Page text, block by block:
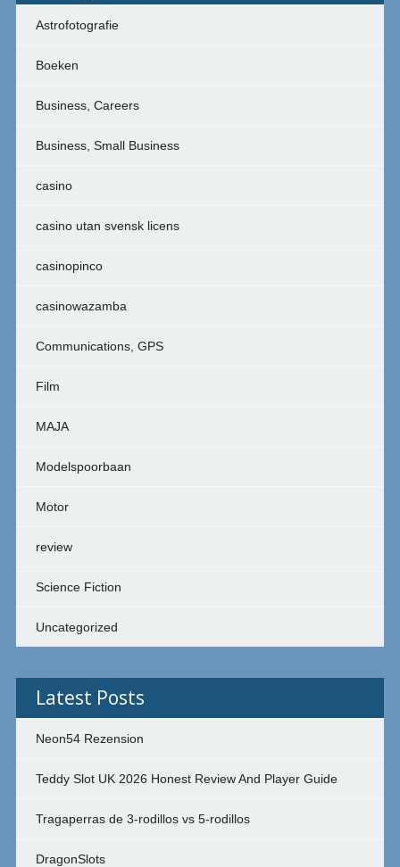
Astrofotografie
Boeken
Business, Careers
Business, Small Business
casino
casino utan svensk licens
casinopinco
casinowazamba
Communications, GPS
Film
MAJA
Modelspoorbaan
Motor
review
Science Fiction
Uncategorized
Latest Posts
Neon54 Rezension
Teddy Slot UK 2026 Honest Review And Player Guide
Tragaperras de 3-rodillos vs 5-rodillos
DragonSlots